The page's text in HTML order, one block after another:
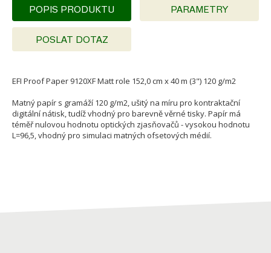
POPIS PRODUKTU PARAMETRY
POSLAT DOTAZ
EFI Proof Paper 9120XF Matt role 152,0 cm x 40 m (3") 120 g/m2
Matný papír s gramáží 120 g/m2, ušitý na míru pro kontraktační
digitální nátisk, tudíž vhodný pro barevně věrné tisky. Papír má
téměř nulovou hodnotu optických zjasňovačů - vysokou hodnotu
L=96,5, vhodný pro simulaci matných ofsetových médií.